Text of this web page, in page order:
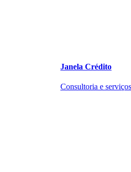
Janela Crédito
Consultoria e